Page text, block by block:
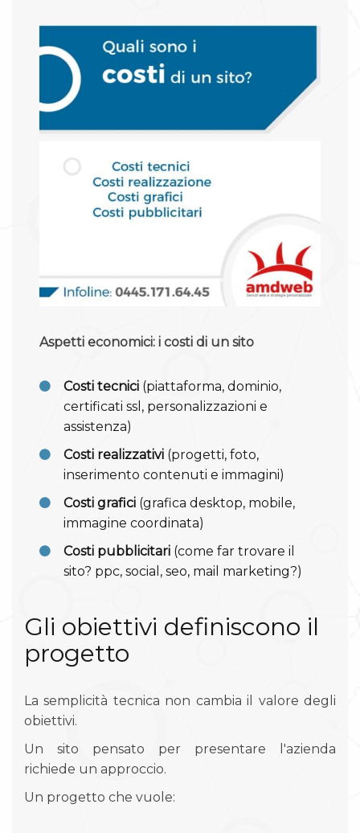
Aspetti economici: i costi di un sito
Costi tecnici (piattaforma, dominio,
certificati ssl, personalizzazioni e
assistenza)
Costi realizzativi (progetti, foto,
inserimento contenuti e immagini)
Costi grafici (grafica desktop, mobile,
immagine coordinata)
Costi pubblicitari (come far trovare il
sito? ppc, social, seo, mail marketing?)
Gli obiettivi definiscono il
progetto
La semplicità tecnica non cambia il valore degli
obiettivi.
Un sito pensato per presentare l'azienda
richiede un approccio.
Un progetto che vuole: